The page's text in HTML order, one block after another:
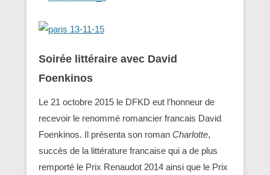
Soirée littéraire avec David
Foenkinos
Le 21 octobre 2015 le DFKD eut l’honneur de
recevoir le renommé romancier francais David
Foenkinos. Il présenta son roman Charlotte,
succès de la littérature francaise qui a de plus
remporté le Prix Renaudot 2014 ainsi que le Prix